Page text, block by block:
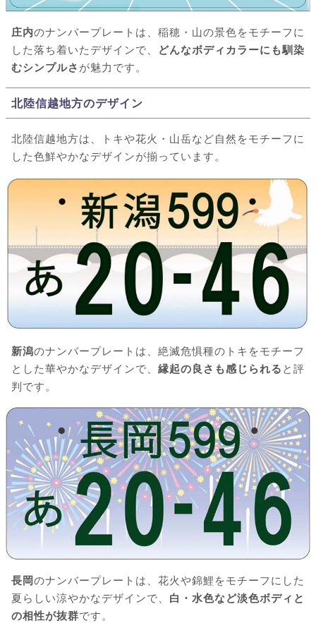
庄内のナンバープレートは、稲穂・山の景色をモチーフに
した落ち着いたデザインで、
どんなボディカラーにも馴染
むシンプルさ が魅力です。
北陸信越地方のデザイン
北陸信越地方は、トキや花火・山岳など自然をモチーフに
した色鮮やかなデザインが揃っています。
新潟のナンバープレートは、絶滅危惧種のトキをモチーフ
とした華やかなデザインで、 縁起の良さも感じられる と評
判です。
長岡のナンバープレートは、花火や錦鯉をモチーフにした
夏らしい涼やかなデザインで、 白・水色など淡色ボディと
の相性が抜群です。